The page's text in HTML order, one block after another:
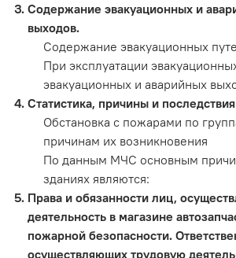
Содержание эвакуационных и
выходов.
Содержание эвакуационных
При эксплуатации
эвакуационных и аварийных
Статистика, причины и
Обстановка с пожарами по
причинам их возникновения
По данным МЧС основным
зданиях являются:
Права и обязанности лиц,
деятельность в магазине
пожарной безопасности.
осуществляющих трудовую